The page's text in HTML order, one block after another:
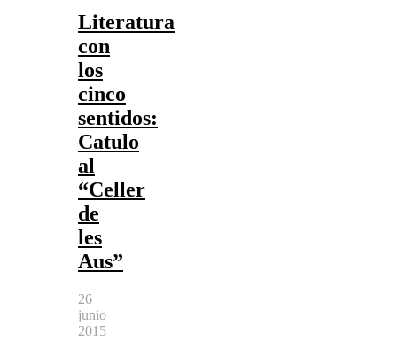
Literatura
con
los
cinco
sentidos:
Catulo
al
“Celler
de
les
Aus”
26
junio
2015